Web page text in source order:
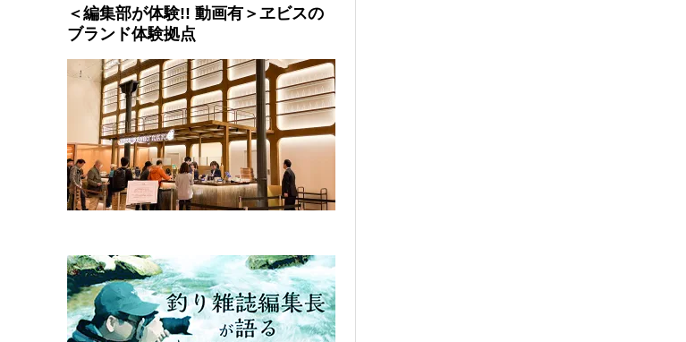
＜編集部が体験!! 動画有＞ヱビスの
ブランド体験拠点